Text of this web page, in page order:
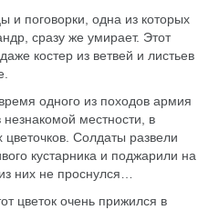
и поговорки, одна из которых
сразу же умирает. Этот
костер из ветвей и листьев
одного из походов армия
местности, в
Солдаты развели
кустарника и поджарили на
них не проснулся…
цветок очень прижился в